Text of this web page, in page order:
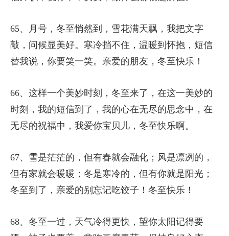
65、月号，冬至悄然到，雪花满天飘，我把文字
敲，问候显美好。寒冷挡不住，温暖到怀抱，短信
替我说，你要笑一笑。亲爱的朋友，冬至快乐！
66、这样一个美妙时刻，冬至来了，在这一美妙的
时刻，我的短信到了，我的心在无尽的思念中，在
无尽的祝福中，我爱你宝贝儿，冬至快乐啊。
67、雪是茫茫的，但有春就会融化；风是凛冽的，
但有家就会暖暖；冬是寒冷的，但有你就是阳光；
冬至到了，亲爱的别忘记吃饺子！冬至快乐！
68、冬至一过，天气冷得更快，望你太阳记得要